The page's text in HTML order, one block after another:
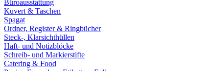
Büroausstattung
Kuvert & Taschen
Spagat
Ordner, Register & Ringbücher
Steck-, Klarsichthüllen
Haft- und Notizblöcke
Schreib- und Markierstifte
Catering & Food